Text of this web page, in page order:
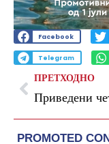
Facebook
Telegram
ПРЕТХОДНО